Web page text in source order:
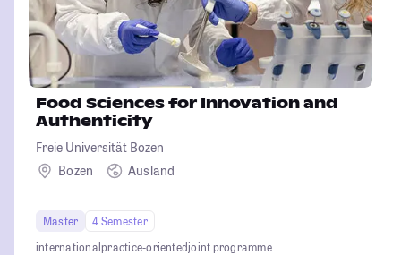
Food Sciences for Innovation and
Authenticity
Freie Universität Bozen
Bozen
Ausland
Master
4 Semester
internationalpractice-orientedjoint programme